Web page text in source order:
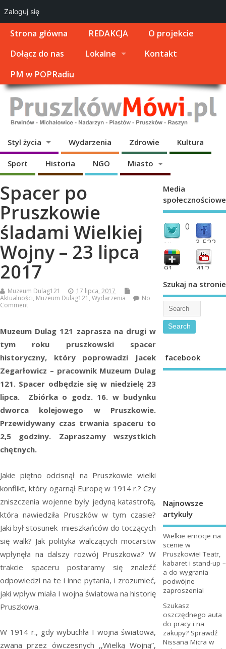
Strona główna REDAKCJA
O projekcie
Dołącz do nas
Lokalne
Kontakt
PM w POPRadiu
Styl życia Wydarzenia Zdrowie Kultura
Sport Historia NGO Miasto
Spacer po
Pruszkowie
śladami Wielkiej
Wojny – 23 lipca
2017
Muzeum Dulag121
17 lipca, 2017
Aktualności, Muzeum Dulag121 , Wydarzenia
No
Comment
Muzeum Dulag 121 zaprasza na drugi w
tym roku pruszkowski spacer
historyczny, który poprowadzi Jacek
Zegarłowicz – pracownik Muzeum Dulag
121. Spacer odbędzie się w niedzielę 23
lipca. Zbiórka o godz. 16. w budynku
dworca kolejowego w Pruszkowie.
Przewidywany czas trwania spaceru to
2,5 godziny. Zapraszamy wszystkich
chętnych.
Jakie piętno odcisnął na Pruszkowie wielki
konflikt, który ogarnął Europę w 1914 r.? Czy
zniszczenia wojenne były jedyną katastrofą,
która nawiedziła Pruszków w tym czasie?
Jaki był stosunek mieszkańców do toczących
się walk? Jak polityka walczących mocarstw
wpłynęła na dalszy rozwój Pruszkowa? W
trakcie spaceru postaramy się znaleźć
odpowiedzi na te i inne pytania, i zrozumieć,
jaki wpływ miała I wojna światowa na historię
Pruszkowa.
W 1914 r., gdy wybuchła I wojna światowa,
zwana przez ówczesnych ,,Wielką Wojną”,
Media
społecznościowe
0
followers 3,522
fans
91 412
Szukaj na stronie
facebook
Najnowsze
artykuły
Wielkie emocje na
scenie w
Pruszkowie! Teatr,
kabaret i stand-up –
a do wygrania
podwójne
zaproszenia!
Szukasz
oszczędnego auta
do pracy i na
zakupy? Sprawdź
Nissana Micra w
Zaloguj się